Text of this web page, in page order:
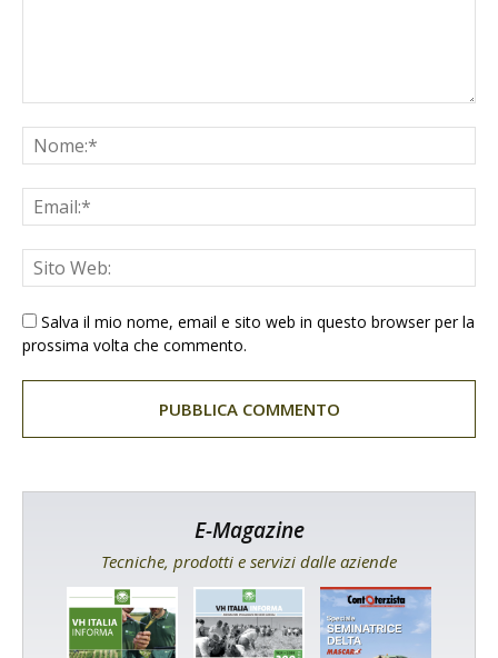
Salva il mio nome, email e sito web in questo browser per la
prossima volta che commento.
E-Magazine
Tecniche, prodotti e servizi dalle aziende